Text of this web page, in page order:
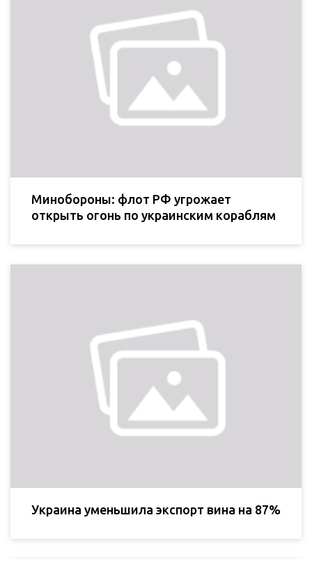
Минобороны: флот РФ угрожает
открыть огонь по украинским кораблям
Украина уменьшила экспорт вина на 87%